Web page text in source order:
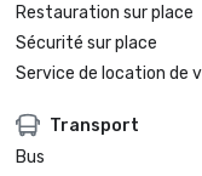
Restauration sur place
Sécurité sur place
Service de location de
Transport
Bus